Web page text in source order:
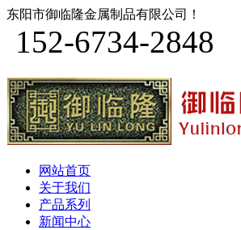
东阳市御临隆金属制品有限公司！
152-6734-2848
网站首页
关于我们
产品系列
新闻中心